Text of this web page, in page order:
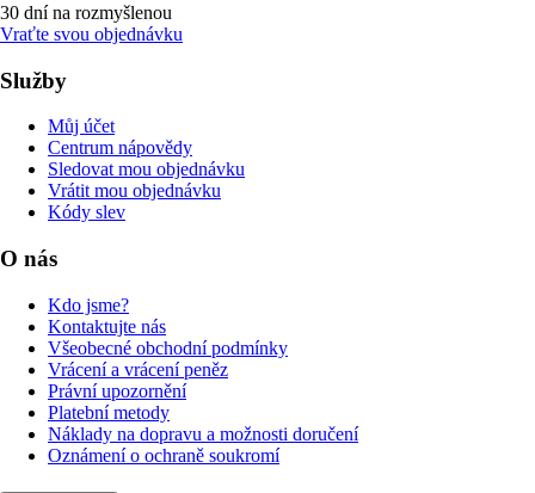
30 dní na rozmyšlenou
Vraťte svou objednávku
Služby
Můj účet
Centrum nápovědy
Sledovat mou objednávku
Vrátit mou objednávku
Kódy slev
O nás
Kdo jsme?
Kontaktujte nás
Všeobecné obchodní podmínky
Vrácení a vrácení peněz
Právní upozornění
Platební metody
Náklady na dopravu a možnosti doručení
Oznámení o ochraně soukromí